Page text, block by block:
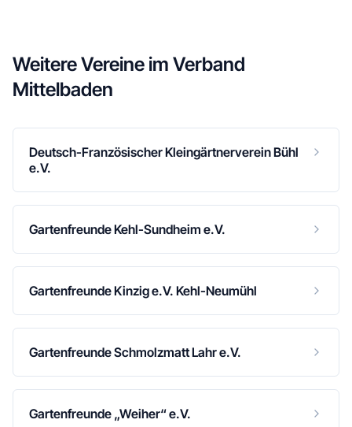
Weitere Vereine im Verband
Mittelbaden
Deutsch-Französischer Kleingärtnerverein Bühl
e.V.
Gartenfreunde Kehl-Sundheim e.V.
Gartenfreunde Kinzig e.V. Kehl-Neumühl
Gartenfreunde Schmolzmatt Lahr e.V.
Gartenfreunde „Weiher“ e.V.